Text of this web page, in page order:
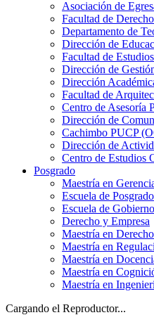
Asociación de
Facultad de
Departamento de
Dirección de
Facultad de
Dirección de
Dirección
Facultad de
Centro de Asesoría
Dirección de
Cachimbo PUCP
Dirección de
Centro de Estudios
Posgrado
Maestría en
Escuela de Posgrado
Escuela de
Derecho y Empresa
Maestría en
Maestría en
Maestría en
Maestría en
Maestría en
Cargando el Reproductor...